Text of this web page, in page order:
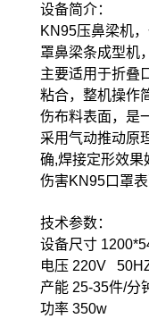
设备简介：
KN95压鼻梁机
罩鼻梁条成型机
主要适用于折叠
粘合，整机操作
伤布料表面，是
采用气动推动原
确,焊接定形效果
伤害KN95口罩
技术参数：
设备尺寸
电压 220V
产能 25-35件/分
功率 350w